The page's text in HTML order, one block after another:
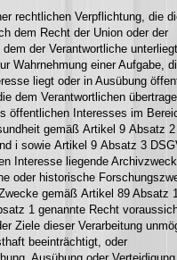
rechtlichen Verpflichtung, die
dem Recht der Union oder der
der Verantwortliche
Wahrnehmung einer Aufgabe,
liegt oder in Ausübung
dem Verantwortlichen
öffentlichen Interesses im
gemäß Artikel 9 Absatz 2
i sowie Artikel 9 Absatz 3
Interesse liegende
oder historische
gemäß Artikel 89 Absatz
1 genannte Recht
Ziele dieser Verarbeitung
beeinträchtigt, oder